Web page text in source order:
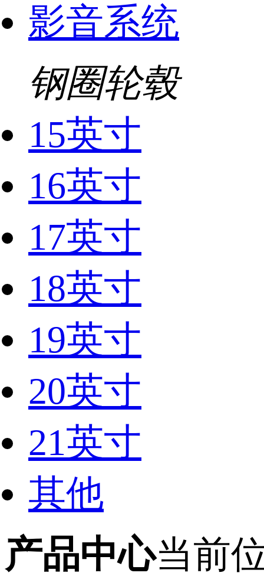
影音系统
钢圈轮毂
15英寸
16英寸
17英寸
18英寸
19英寸
20英寸
21英寸
其他
产品中心当前